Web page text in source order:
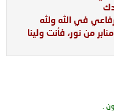
في الله ولله
من نور، فأنت ولينا
.